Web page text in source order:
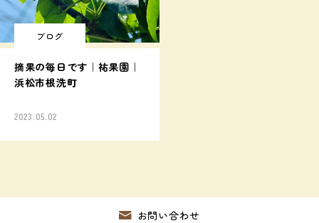
ブログ
摘果の毎日です｜祐果園｜
浜松市根洗町
2023.05.02
お問い合わせ